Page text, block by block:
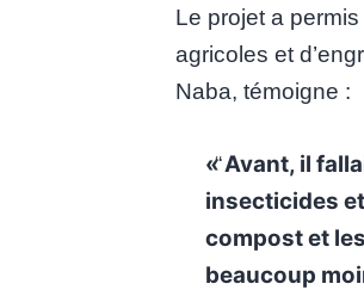
Le projet a
agricoles et
Naba, témoigne :
« Avant, il
insecticides
compost et
beaucoup